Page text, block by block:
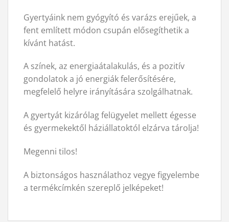
Gyertyáink nem gyógyító és varázs erejűek, a
fent említett módon csupán elősegíthetik a
kívánt hatást.
A színek, az energiaátalakulás, és a pozitív
gondolatok a jó energiák felerősítésére,
megfelelő helyre irányítására szolgálhatnak.
A gyertyát kizárólag felügyelet mellett égesse
és gyermekektől háziállatoktól elzárva tárolja!
Megenni tilos!
A biztonságos használathoz vegye figyelembe
a termékcímkén szereplő jelképeket!